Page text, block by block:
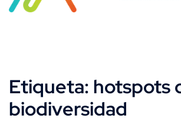
Etiqueta: hotspots
biodiversidad